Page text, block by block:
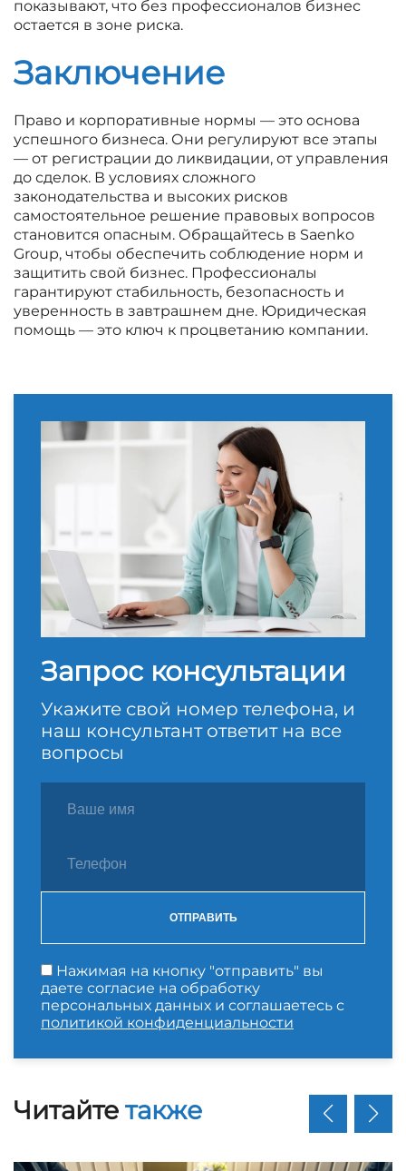
показывают, что без профессионалов бизнес
остается в зоне риска.
Заключение
Право и корпоративные нормы — это основа
успешного бизнеса. Они регулируют все этапы
— от регистрации до ликвидации, от управления
до сделок. В условиях сложного
законодательства и высоких рисков
самостоятельное решение правовых вопросов
становится опасным. Обращайтесь в Saenko
Group, чтобы обеспечить соблюдение норм и
защитить свой бизнес. Профессионалы
гарантируют стабильность, безопасность и
уверенность в завтрашнем дне. Юридическая
помощь — это ключ к процветанию компании.
Запрос консультации
Укажите свой номер телефона, и
наш консультант ответит на все
вопросы
ОТПРАВИТЬ
Нажимая на кнопку "отправить" вы
даете согласие на обработку
персональных данных и соглашаетесь с
политикой конфиденциальности
Читайте также